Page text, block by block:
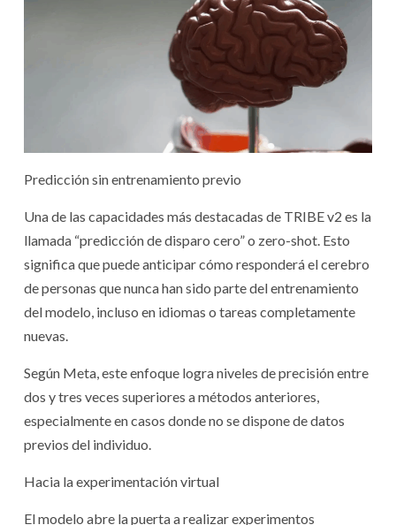
Predicción sin entrenamiento previo
Una de las capacidades más destacadas de TRIBE v2 es la
llamada “predicción de disparo cero” o zero-shot. Esto
significa que puede anticipar cómo responderá el cerebro
de personas que nunca han sido parte del entrenamiento
del modelo, incluso en idiomas o tareas completamente
nuevas.
Según Meta, este enfoque logra niveles de precisión entre
dos y tres veces superiores a métodos anteriores,
especialmente en casos donde no se dispone de datos
previos del individuo.
Hacia la experimentación virtual
El modelo abre la puerta a realizar experimentos